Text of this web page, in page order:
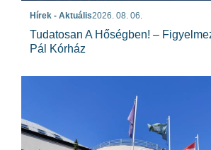
Hírek - Aktuális2026. 08. 06.
Tudatosan A Hőségben! –
Pál Kórház